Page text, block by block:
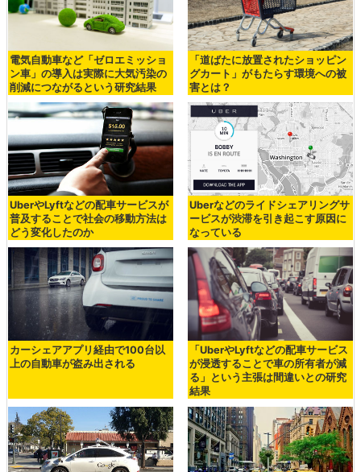
電気自動車など「ゼロエミッショ
ン車」の導入は実際に大気汚染の
削減につながるという研究結果
「道ばたに放置されたショッピン
グカート」がもたらす環境への被
害とは？
UberやLyftなどの配車サービスが
普及することで社会の移動方法は
どう変化したのか
Uberなどのライドシェアリングサ
ービスが渋滞を引き起こす原因に
なっている
カーシェアアプリ経由で100台以
上の自動車が盗み出される
「UberやLyftなどの配車サービス
が浸透することで車の所有者が減
る」という主張は間違いとの研究
結果